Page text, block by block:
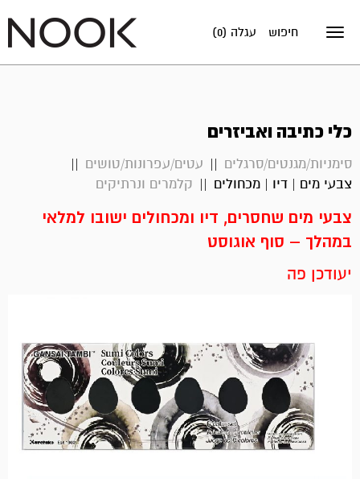
Toggle
עגלה (0) חיפוש
כלי כתיבה ואביזרים
סימניות/מגנטים/סרגלים
עטים/עפרונות/טושים
צבעי מים | דיו | מכחולים
קלמרים ונרתיקים
צבעי מים שחסרים, דיו ומכחולים ישובו למלאי
במהלך – סוף אוגוסט
יעודכן פה